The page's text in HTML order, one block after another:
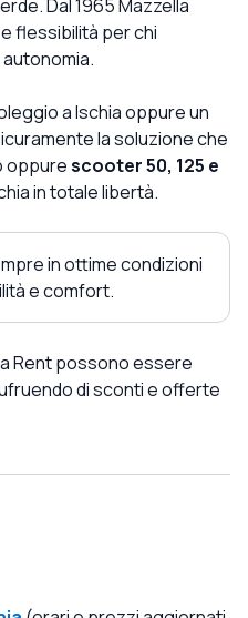
Dal 1965 Mazzella
flessibilità per chi
a Ischia oppure un
la soluzione che
oppurescooter 50, 125 e
in totale libertà.
in ottime condizioni
e comfort.
Rent possono essere
di sconti e offerte